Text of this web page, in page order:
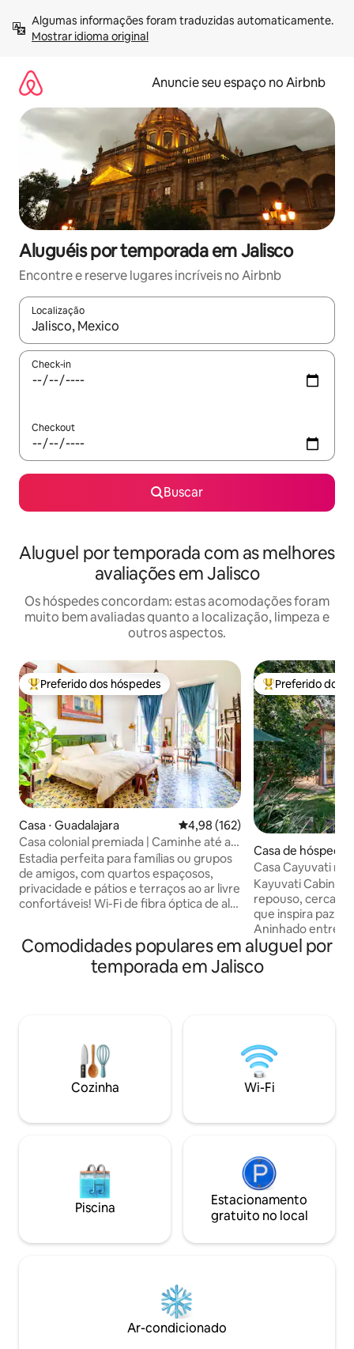
para
Mostrar idioma original
Anuncie seu espaço no Airbnb
Aluguéis por temporada em Jalisco
Encontre e reserve lugares incríveis no Airbnb
Localização
Quando os resultados estiverem disponíveis, explore-os
Check-in
Checkout
Buscar
Aluguel por temporada com as melhores
avaliações em Jalisco
Os hóspedes concordam: estas acomodações foram
muito bem avaliadas quanto a localização, limpeza e
outros aspectos.
Entre os melhores preferidos dos hóspedes
Preferido dos hóspedes
Casa ⋅ Guadalajara 4,98 de uma avaliação média de
4,98 (162)
Casa colonial premiada | Caminhe até a
catedral
Estadia perfeita para famílias ou grupos
de amigos, com quartos espaçosos,
privacidade e pátios e terraços ao ar livre
confortáveis! Wi-Fi de fibra óptica de alta
casa de 2.700 pés quadrados construída
na virada do século XX, lindamente
renovada. Fique em uma casa da antiga
Conservação e Restauração de Lugares
Históricos de 2020.
Entre os
Preferido dos
Casa de hóspedes
astián
Casa Cayuvati no
Retreat
Kayuvati Cabins
repouso, cercado
que inspira paz e
Aninhado entre
Cayuvati é uma
estilo eco-
com materiais
refúgio
meditação/ioga/
simplesmente
mesmo.
Comodidades populares em aluguel por
temporada em Jalisco
Cozinha Wi-Fi
Piscina
Estacionamento
gratuito no local
Ar-condicionado